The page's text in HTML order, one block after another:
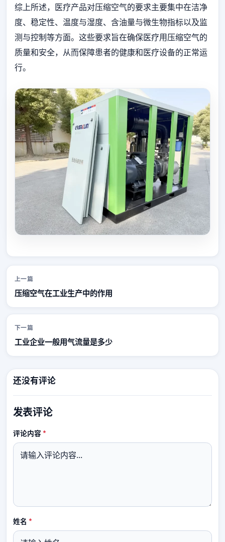
综上所述，医疗产品对压缩空气的要求主要集中在洁净
度、稳定性、温度与湿度、含油量与微生物指标以及监
测与控制等方面。这些要求旨在确保医疗用压缩空气的
质量和安全，从而保障患者的健康和医疗设备的正常运
行。
上一篇
压缩空气在工业生产中的作用
下一篇
工业企业一般用气流量是多少
还没有评论
发表评论
评论内容*必填
姓名 *必填